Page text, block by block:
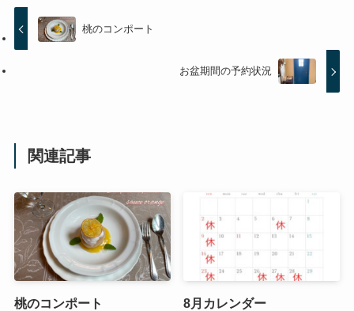
桃のコンポート
お盆期間の予約状況
関連記事
桃のコンポート 8月カレンダー